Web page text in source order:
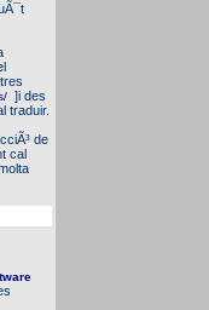
]i des
traduir.
de
cal